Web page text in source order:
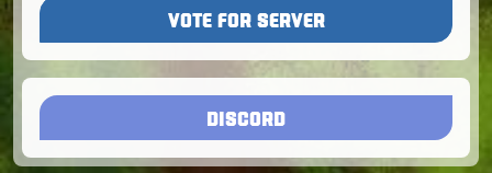
VOTE FOR SERVER
DISCORD